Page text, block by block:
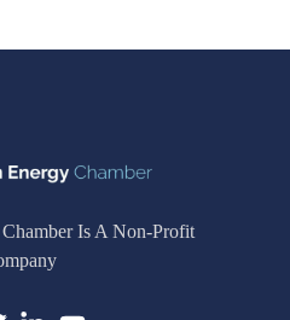
Is A Non-Profit